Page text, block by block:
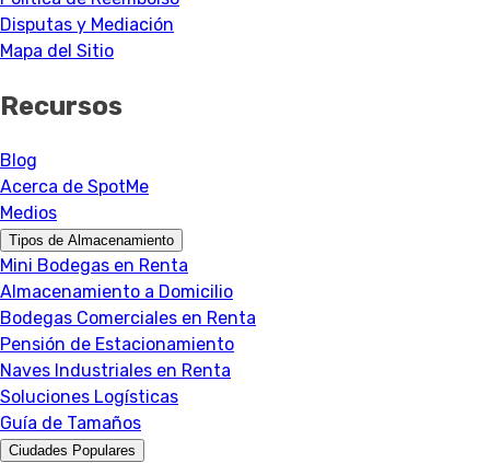
Disputas y Mediación
Mapa del Sitio
Recursos
Blog
Acerca de SpotMe
Medios
Tipos de Almacenamiento
Mini Bodegas en Renta
Almacenamiento a Domicilio
Bodegas Comerciales en Renta
Pensión de Estacionamiento
Naves Industriales en Renta
Soluciones Logísticas
Guía de Tamaños
Ciudades Populares